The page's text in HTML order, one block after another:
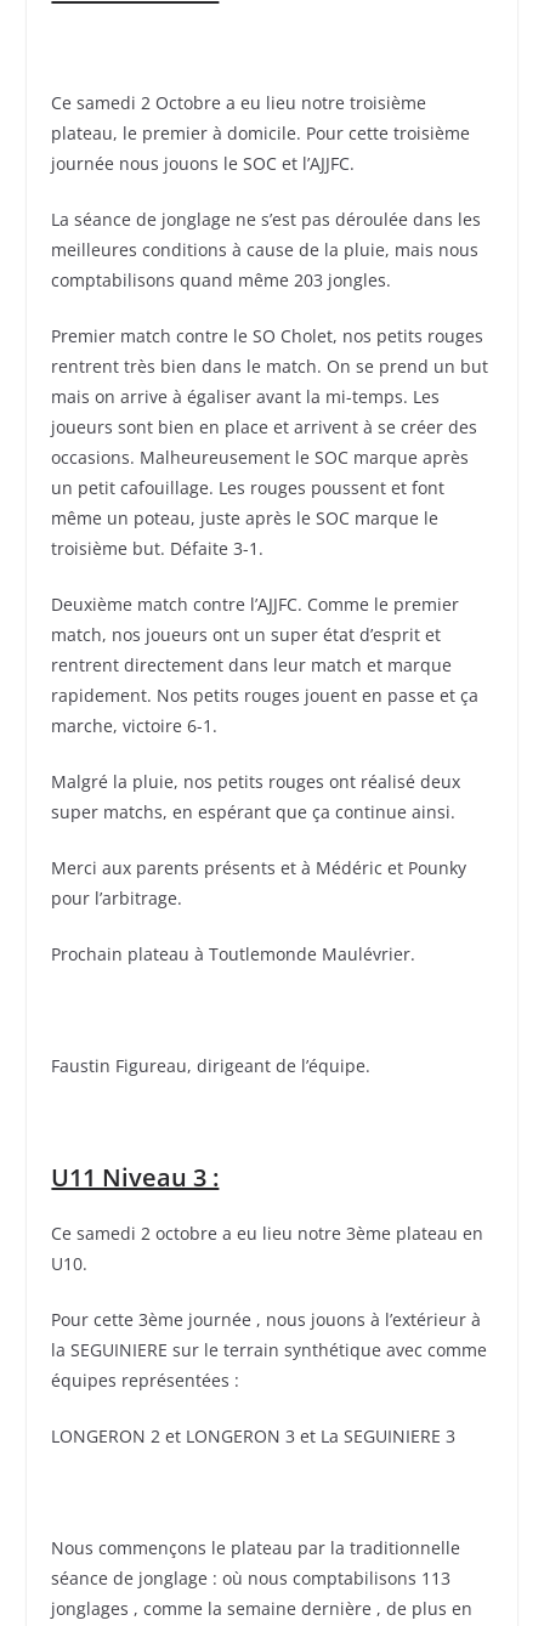
Ce samedi 2 Octobre a eu lieu notre troisième
plateau, le premier à domicile. Pour cette troisième
journée nous jouons le SOC et l’AJJFC.
La séance de jonglage ne s’est pas déroulée dans les
meilleures conditions à cause de la pluie, mais nous
comptabilisons quand même 203 jongles.
Premier match contre le SO Cholet, nos petits rouges
rentrent très bien dans le match. On se prend un but
mais on arrive à égaliser avant la mi-temps. Les
joueurs sont bien en place et arrivent à se créer des
occasions. Malheureusement le SOC marque après
un petit cafouillage. Les rouges poussent et font
même un poteau, juste après le SOC marque le
troisième but. Défaite 3-1.
Deuxième match contre l’AJJFC. Comme le premier
match, nos joueurs ont un super état d’esprit et
rentrent directement dans leur match et marque
rapidement. Nos petits rouges jouent en passe et ça
marche, victoire 6-1.
Malgré la pluie, nos petits rouges ont réalisé deux
super matchs, en espérant que ça continue ainsi.
Merci aux parents présents et à Médéric et Pounky
pour l’arbitrage.
Prochain plateau à Toutlemonde Maulévrier.
Faustin Figureau, dirigeant de l’équipe.
U11 Niveau 3 :
Ce samedi 2 octobre a eu lieu notre 3ème plateau en
U10.
Pour cette 3ème journée , nous jouons à l’extérieur à
la SEGUINIERE sur le terrain synthétique avec comme
équipes représentées :
LONGERON 2 et LONGERON 3 et La SEGUINIERE 3
Nous commençons le plateau par la traditionnelle
séance de jonglage : où nous comptabilisons 113
jonglages , comme la semaine dernière , de plus en